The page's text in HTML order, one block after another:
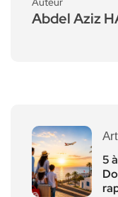
Abdel Aziz
5